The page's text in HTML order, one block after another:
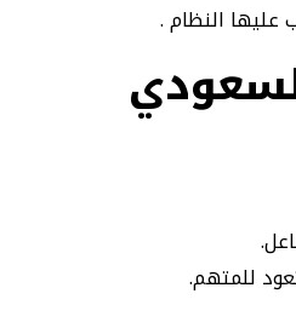
عليها النظام .
للمتهم.